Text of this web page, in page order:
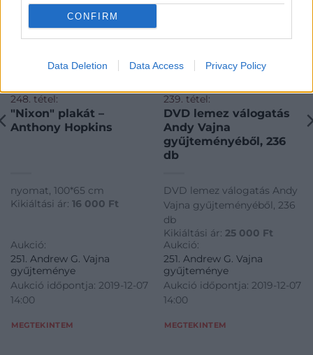
CONFIRM
Data Deletion Data Access Privacy Policy
248. tétel:
"Nixon" plakát –
Anthony Hopkins
nyomat, 100*65 cm
Kikiáltási ár: 16 000 Ft
Aukció:
251. Andrew G. Vajna
gyűjteménye
Aukció időpontja: 2019-12-07
14:00
MEGTEKINTEM
239. tétel:
DVD lemez válogatás
Andy Vajna
gyűjteményéből, 236
db
DVD lemez válogatás Andy
Vajna gyűjteményéből, 236
db
Kikiáltási ár: 25 000 Ft
Aukció:
251. Andrew G. Vajna
gyűjteménye
Aukció időpontja: 2019-12-07
14:00
MEGTEKINTEM